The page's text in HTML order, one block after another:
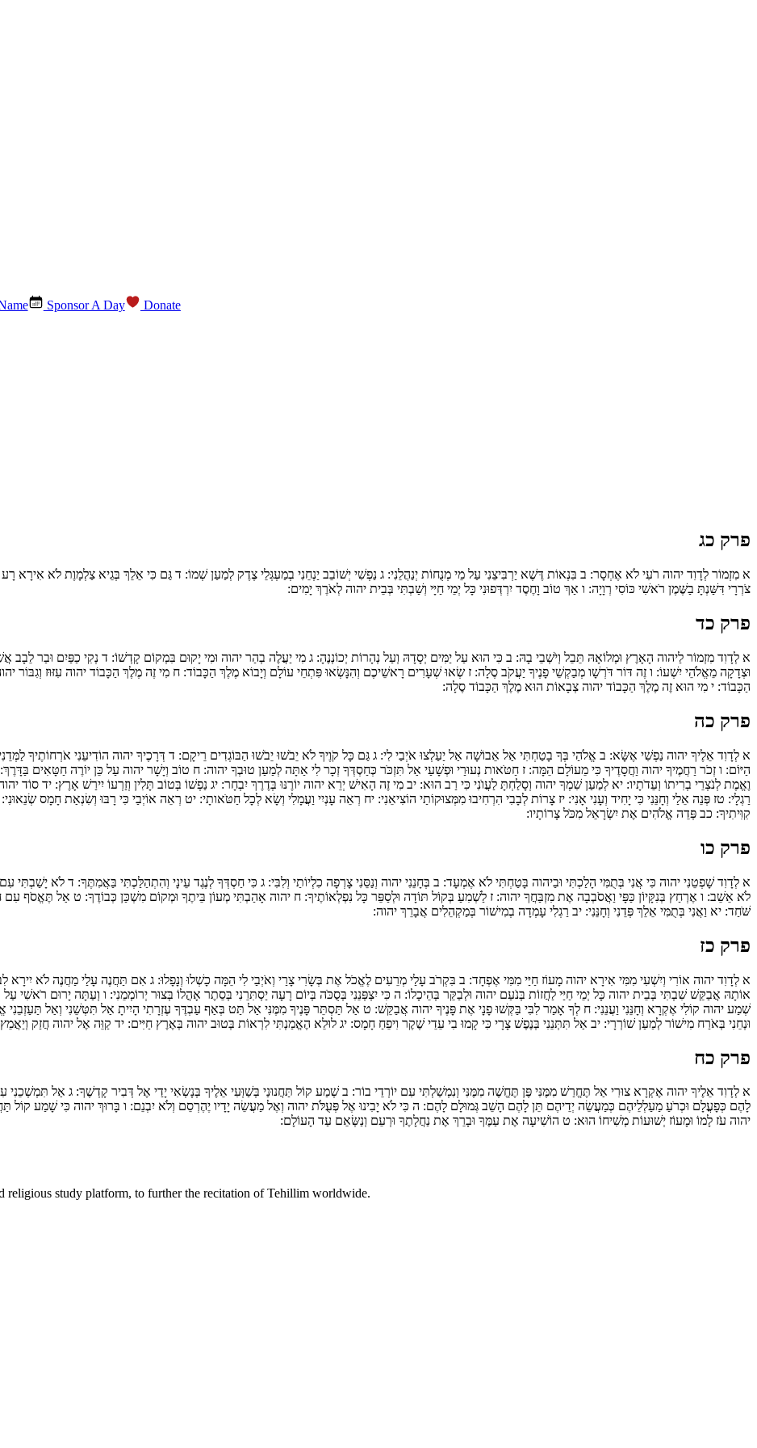
Sponsor A Day Donate
פרק כג
א מִזְמוֹר לְדָוִד יהוה רֹעִי לֹא אֶחְסָר: ב בִּנְאוֹת דֶּשֶׁא יַרְבִּיצֵנִי עַל מֵי מְנֻחוֹת יְנַהֲלֵנִי: ג נַפְשִׁי יְשׁוֹבֵב יַנְחֵנִי בְמַעְגְּלֵי צֶדֶק לְמַעַן שְׁמוֹ: ד גַּם כִּי אֵלֵךְ בְּגֵיא צַלְמָוֶת לֹא אִירָא
צֹרְרָי דִּשַּׁנְתָּ בַשֶּׁמֶן רֹאשִׁי כּוֹסִי רְוָיָה: ו אַךְ טוֹב וָחֶסֶד יִרְדְּפוּנִי כָּל יְמֵי חַיָּי וְשַׁבְתִּי בְּבֵית יהוה לְאֹרֶךְ יָמִים:
פרק כד
א לְדָוִד מִזְמוֹר לַיהוה הָאָרֶץ וּמְלוֹאָהּ תֵּבֵל וְיֹשְׁבֵי בָהּ: ב כִּי הוּא עַל יַמִּים יְסָדָהּ וְעַל נְהָרוֹת יְכוֹנְנֶהָ: ג מִי יַעֲלֶה בְהַר יהוה וּמִי יָקוּם בִּמְקוֹם קָדְשׁוֹ: ד נְקִי כַפַּיִם וּבַר לֵבָב
וּצְדָקָה מֵאֱלֹהֵי יִשְׁעוֹ: ו זֶה דּוֹר דֹּרְשָׁו מְבַקְשֵׁי פָנֶיךָ יַעֲקֹב סֶלָה: ז שְׂאוּ שְׁעָרִים רָאשֵׁיכֶם וְהִנָּשְׂאוּ פִּתְחֵי עוֹלָם וְיָבוֹא מֶלֶךְ הַכָּבוֹד: ח מִי זֶה מֶלֶךְ הַכָּבוֹד יהוה עִזּוּז וְגִבּוֹר
הַכָּבוֹד: י מִי הוּא זֶה מֶלֶךְ הַכָּבוֹד יהוה צְבָאוֹת הוּא מֶלֶךְ הַכָּבוֹד סֶלָה:
פרק כה
א לְדָוִד אֵלֶיךָ יהוה נַפְשִׁי אֶשָּׂא: ב אֱ‍לֹהַי בְּךָ בָטַחְתִּי אַל אֵבוֹשָׁה אַל יַעַלְצוּ אֹיְבַי לִי: ג גַּם כָּל קֹוֶיךָ לֹא יֵבֹשׁוּ יֵבֹשׁוּ הַבּוֹגְדִים רֵיקָם: ד דְּרָכֶיךָ יהוה הוֹדִיעֵנִי אֹרְחוֹתֶיךָ
הַיּוֹם: ו זְכֹר רַחֲמֶיךָ יהוה וַחֲסָדֶיךָ כִּי מֵעוֹלָם הֵמָּה: ז חַטֹּאות נְעוּרַי וּפְשָׁעַי אַל תִּזְכֹּר כְּחַסְדְּךָ זְכָר לִי אַתָּה לְמַעַן טוּבְךָ יהוה: ח טוֹב וְיָשָׁר יהוה עַל כֵּן יוֹרֶה חַטָּאִים בַּדָּרֶךְ:
וֶאֱמֶת לְנֹצְרֵי בְרִיתוֹ וְעֵדֹתָיו: יא לְמַעַן שִׁמְךָ יהוה וְסָלַחְתָּ לַעֲוֺנִי כִּי רַב הוּא: יב מִי זֶה הָאִישׁ יְרֵא יהוה יוֹרֶנּוּ בְּדֶרֶךְ יִבְחָר: יג נַפְשׁוֹ בְּטוֹב תָּלִין וְזַרְעוֹ יִירַשׁ אָרֶץ: יד סוֹד
רַגְלָי: טז פְּנֵה אֵלַי וְחָנֵּנִי כִּי יָחִיד וְעָנִי אָנִי: יז צָרוֹת לְבָבִי הִרְחִיבוּ מִמְּצוּקוֹתַי הוֹצִיאֵנִי: יח רְאֵה עָנְיִי וַעֲמָלִי וְשָׂא לְכָל חַטֹּאותָי: יט רְאֵה אוֹיְבַי כִּי רָבּוּ וְשִׂנְאַת חָמָס שְׂנֵאוּנִי:
קִוִּיתִיךָ: כב פְּדֵה אֱלֹהִים אֶת יִשְׂרָאֵל מִכֹּל צָרוֹתָיו:
פרק כו
א לְדָוִד שָׁפְטֵנִי יהוה כִּי אֲנִי בְּתֻמִּי הָלַכְתִּי וּבַיהוה בָּטַחְתִּי לֹא אֶמְעָד: ב בְּחָנֵנִי יהוה וְנַסֵּנִי צָרְפָה כִלְיוֹתַי וְלִבִּי: ג כִּי חַסְדְּךָ לְנֶגֶד עֵינָי וְהִתְהַלַּכְתִּי בַּאֲמִתֶּךָ: ד לֹא יָשַׁבְתִּי
לֹא אֵשֵׁב: ו אֶרְחַץ בְּנִקָּיוֹן כַּפָּי וַאֲסֹבְבָה אֶת מִזְבַּחֲךָ יהוה: ז לַשְׁמִעַ בְּקוֹל תּוֹדָה וּלְסַפֵּר כָּל נִפְלְאוֹתֶיךָ: ח יהוה אָהַבְתִּי מְעוֹן בֵּיתֶךָ וּמְקוֹם מִשְׁכַּן כְּבוֹדֶךָ: ט אַל תֶּאֱסֹף עִם
שֹּׁחַד: יא וַאֲנִי בְּתֻמִּי אֵלֵךְ פְּדֵנִי וְחָנֵּנִי: יב רַגְלִי עָמְדָה בְמִישׁוֹר בְּמַקְהֵלִים אֲבָרֵךְ יהוה:
פרק כז
א לְדָוִד יהוה אוֹרִי וְיִשְׁעִי מִמִּי אִירָא יהוה מָעוֹז חַיַּי מִמִּי אֶפְחָד: ב בִּקְרֹב עָלַי מְרֵעִים לֶאֱכֹל אֶת בְּשָׂרִי צָרַי וְאֹיְבַי לִי הֵמָּה כָשְׁלוּ וְנָפָלוּ: ג אִם תַּחֲנֶה עָלַי מַחֲנֶה לֹא יִירָא
אוֹתָהּ אֲבַקֵּשׁ שִׁבְתִּי בְּבֵית יהוה כָּל יְמֵי חַיַּי לַחֲזוֹת בְּנֹעַם יהוה וּלְבַקֵּר בְּהֵיכָלוֹ: ה כִּי יִצְפְּנֵנִי בְּסֻכֹּה בְּיוֹם רָעָה יַסְתִּרֵנִי בְּסֵתֶר אָהֳלוֹ בְּצוּר יְרוֹמְמֵנִי: ו וְעַתָּה יָרוּם רֹאשִׁי עַל
שְׁמַע יהוה קוֹלִי אֶקְרָא וְחָנֵּנִי וַעֲנֵנִי: ח לְךָ אָמַר לִבִּי בַּקְּשׁוּ פָנָי אֶת פָּנֶיךָ יהוה אֲבַקֵּשׁ: ט אַל תַּסְתֵּר פָּנֶיךָ מִמֶּנִּי אַל תַּט בְּאַף עַבְדֶּךָ עֶזְרָתִי הָיִיתָ אַל תִּטְּשֵׁנִי וְאַל תַּעַזְבֵנִי
וּנְחֵנִי בְּאֹרַח מִישׁוֹר לְמַעַן שׁוֹרְרָי: יב אַל תִּתְּנֵנִי בְּנֶפֶשׁ צָרָי כִּי קָמוּ בִי עֵדֵי שֶׁקֶר וִיפֵחַ חָמָס: יג לוּלֵא הֶאֱמַנְתִּי לִרְאוֹת בְּטוּב יהוה בְּאֶרֶץ חַיִּים: יד קַוֵּה אֶל יהוה חֲזַק
פרק כח
א לְדָוִד אֵלֶיךָ יהוה אֶקְרָא צוּרִי אַל תֶּחֱרַשׁ מִמֶּנִּי פֶּן תֶּחֱשֶׁה מִמֶּנִּי וְנִמְשַׁלְתִּי עִם יוֹרְדֵי בוֹר: ב שְׁמַע קוֹל תַּחֲנוּנַי בְּשַׁוְּעִי אֵלֶיךָ בְּנָשְׂאִי יָדַי אֶל דְּבִיר קָדְשֶׁךָ: ג אַל תִּמְשְׁכֵנִי
לָהֶם כְּפָעֳלָם וּכְרֹעַ מַעַלְלֵיהֶם כְּמַעֲשֵׂה יְדֵיהֶם תֵּן לָהֶם הָשֵׁב גְּמוּלָם לָהֶם: ה כִּי לֹא יָבִינוּ אֶל פְּעֻלֹּת יהוה וְאֶל מַעֲשֵׂה יָדָיו יֶהֶרְסֵם וְלֹא יִבְנֵם: ו בָּרוּךְ יהוה כִּי שָׁמַע קוֹל
יהוה עֹז לָמוֹ וּמָעוֹז יְשׁוּעוֹת מְשִׁיחוֹ הוּא: ט הוֹשִׁיעָה אֶת עַמֶּךָ וּבָרֵךְ אֶת נַחֲלָתֶךָ וּרְעֵם וְנַשְּׂאֵם עַד הָעוֹלָם:
religious study platform, to further the recitation of Tehillim worldwide.